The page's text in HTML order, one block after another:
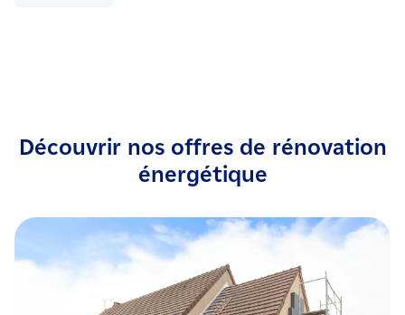
Découvrir nos offres de rénovation
énergétique